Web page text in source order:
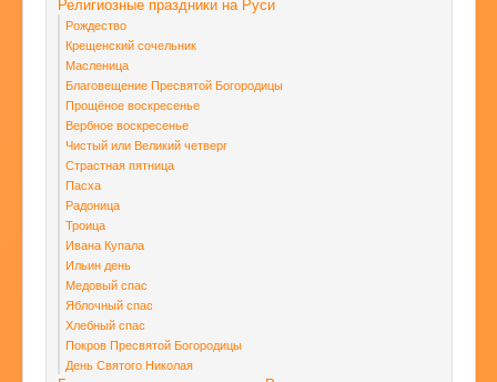
Рождество
Крещенский сочельник
Масленица
Благовещение Пресвятой Богородицы
Прощёное воскресенье
Вербное воскресенье
Чистый или Великий четверг
Страстная пятница
Пасха
Радоница
Троица
Ивана Купала
Ильин день
Медовый спас
Яблочный спас
Хлебный спас
Покров Пресвятой Богородицы
День Святого Николая